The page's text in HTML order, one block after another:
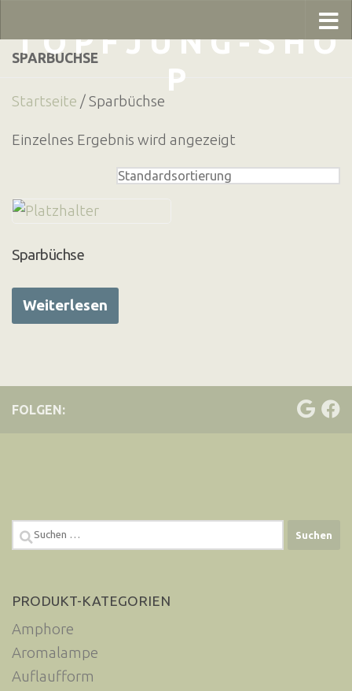
T O P F J U N G - S H O
P
SPARBÜCHSE
Startseite / Sparbüchse
Einzelnes Ergebnis wird angezeigt
Sparbüchse
Weiterlesen
FOLGEN:
Suchen
nach:
PRODUKT-KATEGORIEN
Amphore
Aromalampe
Auflaufform